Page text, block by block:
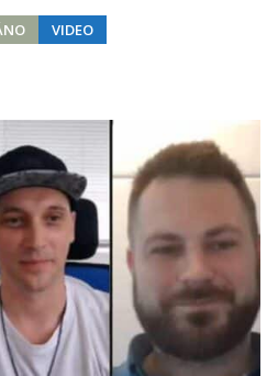
VIDEO